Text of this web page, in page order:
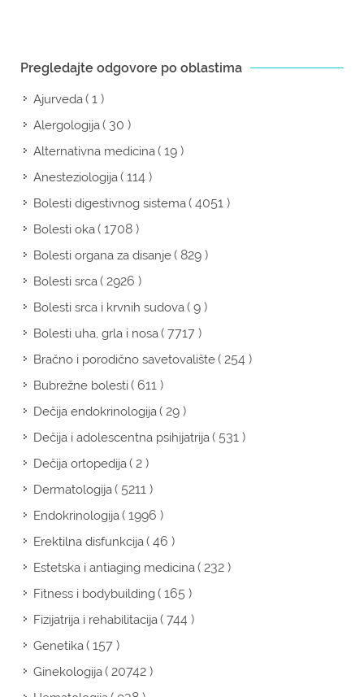
Pregledajte odgovore po oblastima
Ajurveda( 1 )
Alergologija( 30 )
Alternativna medicina( 19 )
Anesteziologija( 114 )
Bolesti digestivnog sistema( 4051 )
Bolesti oka( 1708 )
Bolesti organa za disanje( 829 )
Bolesti srca( 2926 )
Bolesti srca i krvnih sudova( 9 )
Bolesti uha, grla i nosa( 7717 )
Bračno i porodično savetovalište( 254 )
Bubrežne bolesti( 611 )
Dečija endokrinologija( 29 )
Dečija i adolescentna psihijatrija( 531 )
Dečija ortopedija( 2 )
Dermatologija( 5211 )
Endokrinologija( 1996 )
Erektilna disfunkcija( 46 )
Estetska i antiaging medicina( 232 )
Fitness i bodybuilding( 165 )
Fizijatrija i rehabilitacija( 744 )
Genetika( 157 )
Ginekologija( 20742 )